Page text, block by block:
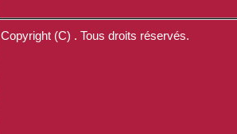
Copyright (C) . Tous droits réservés.